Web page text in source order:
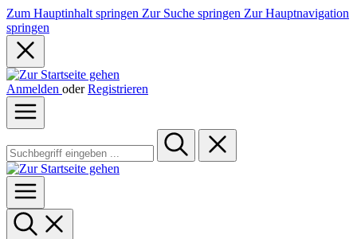
Zum Hauptinhalt springen Zur Suche springen Zur Hauptnavigation
springen
Anmelden oder Registrieren